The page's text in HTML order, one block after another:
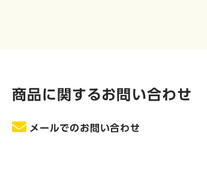
商品に関するお問い合わせ
メールでのお問い合わせ